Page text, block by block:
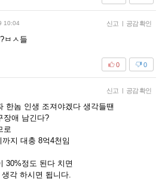
10:04 신고 | 공감 확인
ㅂㅅ들
0
0
신고 | 공감 확인
한놈 인생 조져야겠다 생각들땐
장애 남긴다?
로
지 대충 8억4천임
30%정도 된다 치면
각 하시면 됩니다.